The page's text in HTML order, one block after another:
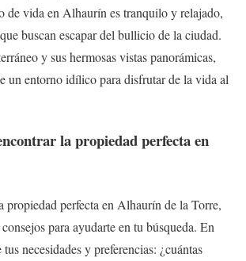
de vida en Alhaurín es tranquilo y relajado,
buscan escapar del bullicio de la ciudad.
y sus hermosas vistas panorámicas,
un entorno idílico para disfrutar de la vida al
la propiedad perfecta en
propiedad perfecta en Alhaurín de la Torre,
para ayudarte en tu búsqueda. En
necesidades y preferencias: ¿cuántas